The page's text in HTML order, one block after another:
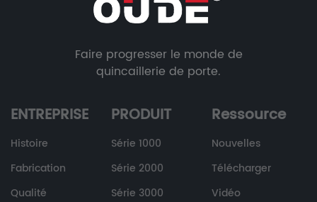
Faire progresser le monde de
quincaillerie de porte.
ENTREPRISE
Histoire
Fabrication
Qualité
PRODUIT
Série 1000
Série 2000
Série 3000
Ressource
Nouvelles
Télécharger
Vidéo